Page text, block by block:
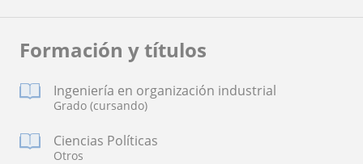
Formación y títulos
Ingeniería en organización industrial
Grado (cursando)
Ciencias Políticas
Otros